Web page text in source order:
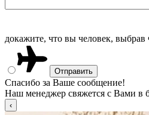
докажите, что вы человек, выбрав
Спасибо за Ваше сообщение!
Наш менеджер свяжется с Вами в